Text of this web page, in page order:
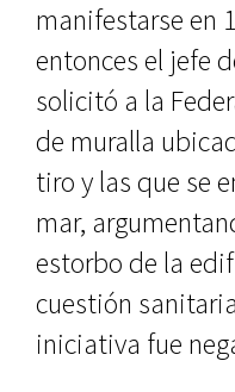
manifestarse en
entonces el jefe
solicitó a la
de muralla
tiro y las que se
mar,
estorbo de la
cuestión
iniciativa fue